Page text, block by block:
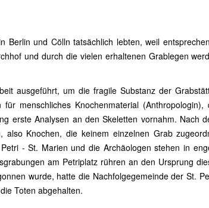
Berlin und Cölln tatsächlich lebten, weil
und durch die vielen erhaltenen Grablegen
ausgeführt, um die fragile Substanz der
menschliches Knochenmaterial (Anthropologin),
erste Analysen an den Skeletten vornahm. Nach
Knochen, die keinem einzelnen Grab
- St. Marien und die Archäologen stehen in
am Petriplatz rühren an den Ursprung
wurde, hatte die Nachfolgegemeinde der St.
Toten abgehalten.